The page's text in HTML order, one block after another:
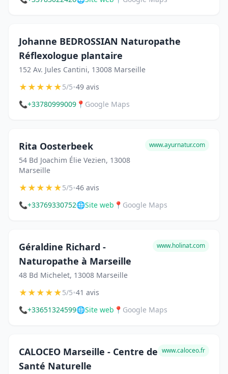
Johanne BEDROSSIAN Naturopathe
Réflexologue plantaire
152 Av. Jules Cantini, 13008 Marseille
★★★★★5/5•49 avis
📞+33780999009 📍 Google Maps
Rita Oosterbeek
54 Bd Joachim Élie Vezien, 13008
Marseille
www.ayurnatur.com
★★★★★5/5•46 avis
📞+33769330752🌐Site web 📍 Google Maps
Géraldine Richard -
Naturopathe à Marseille
48 Bd Michelet, 13008 Marseille
www.holinat.com
★★★★★5/5•41 avis
📞+33651324599🌐Site web 📍 Google Maps
CALOCEO Marseille - Centre de
Santé Naturelle
www.caloceo.fr